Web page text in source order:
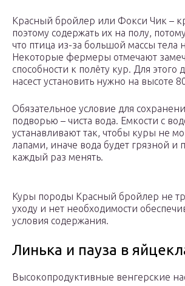
Красный бройлер или Фокси Чик –
поэтому содержать их на полу,
что птица из-за большой массы тела
Некоторые фермеры отмечают
способности к полёту кур. Для этого
насест установить нужно на высоте
Обязательное условие для
подворью – чиста вода. Емкости с
устанавливают так, чтобы куры не
лапами, иначе вода будет грязной и
каждый раз менять.
Куры породы Красный бройлер не
уходу и нет необходимости
условия содержания.
Линька и пауза в
Высокопродуктивные венгерские